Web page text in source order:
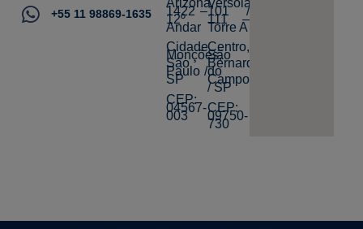
+55 11 98869-1635
Arizona,
1422 –
12º
Andar
Cidade
Monções,
São
Paulo /
SP
CEP:
04567-
003
Versolato,
101 /
111 –
Torre A
Centro,
São
Bernardo
do
Campo
/ SP
CEP:
09750-
730